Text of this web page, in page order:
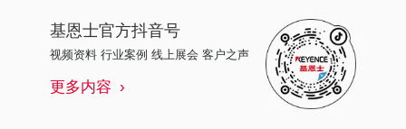
基恩士官方抖音号
视频资料 行业案例 线上展会 客户之声
更多内容